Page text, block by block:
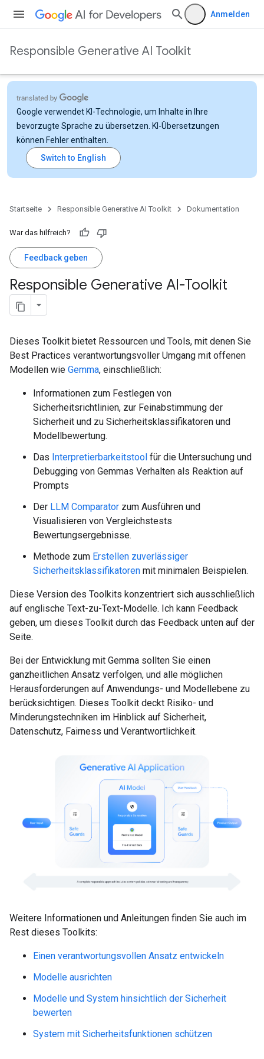
Anmelden
Responsible Generative AI Toolkit
Google verwendet KI-Technologie, um Inhalte in Ihre
bevorzugte Sprache zu übersetzen. KI-Übersetzungen
können Fehler enthalten.
Startseite Responsible Generative AI Toolkit Dokumentation
War das hilfreich?
Feedback geben
Responsible Generative AI-Toolkit
Dieses Toolkit bietet Ressourcen und Tools, mit denen Sie
Best Practices verantwortungsvoller Umgang mit offenen
Modellen wie Gemma, einschließlich:
Informationen zum Festlegen von
Sicherheitsrichtlinien, zur Feinabstimmung der
Sicherheit und zu Sicherheitsklassifikatoren und
Modellbewertung.
Das Interpretierbarkeitstool für die Untersuchung und
Debugging von Gemmas Verhalten als Reaktion auf
Prompts
Der LLM Comparator zum Ausführen und
Visualisieren von Vergleichstests
Bewertungsergebnisse.
Methode zum Erstellen zuverlässiger
Sicherheitsklassifikatoren mit minimalen Beispielen.
Diese Version des Toolkits konzentriert sich ausschließlich
auf englische Text-zu-Text-Modelle. Ich kann Feedback
geben, um dieses Toolkit durch das Feedback unten auf der
Seite.
Bei der Entwicklung mit Gemma sollten Sie einen
ganzheitlichen Ansatz verfolgen, und alle möglichen
Herausforderungen auf Anwendungs- und Modellebene zu
berücksichtigen. Dieses Toolkit deckt Risiko- und
Minderungstechniken im Hinblick auf Sicherheit,
Datenschutz, Fairness und Verantwortlichkeit.
Weitere Informationen und Anleitungen finden Sie auch im
Rest dieses Toolkits:
Einen verantwortungsvollen Ansatz entwickeln
Modelle ausrichten
Modelle und System hinsichtlich der Sicherheit
bewerten
System mit Sicherheitsfunktionen schützen